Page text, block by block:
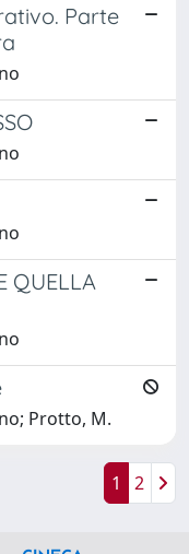
Parte
QUELLA
Protto, M.
1 2